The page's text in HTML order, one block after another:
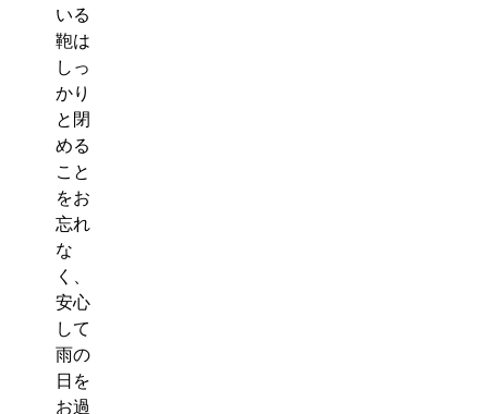
いる
鞄は
しっ
かり
と閉
める
こと
をお
忘れ
な
く、
安心
して
雨の
日を
お過